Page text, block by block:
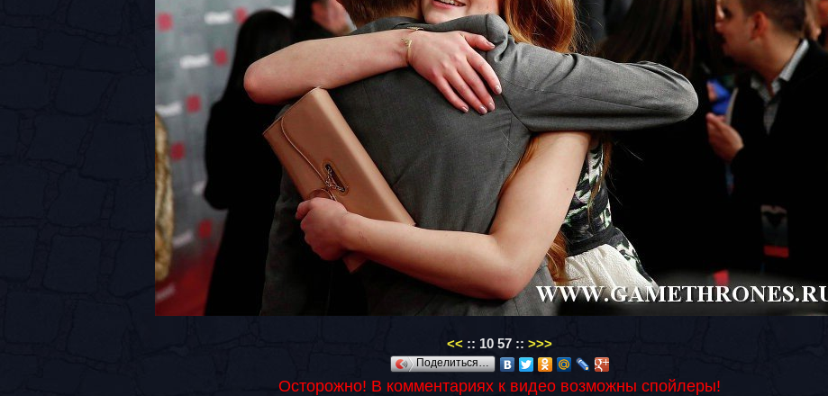
<< :: 10 57 :: >>>
Поделиться…
Осторожно! В комментариях к видео возможны спойлеры!